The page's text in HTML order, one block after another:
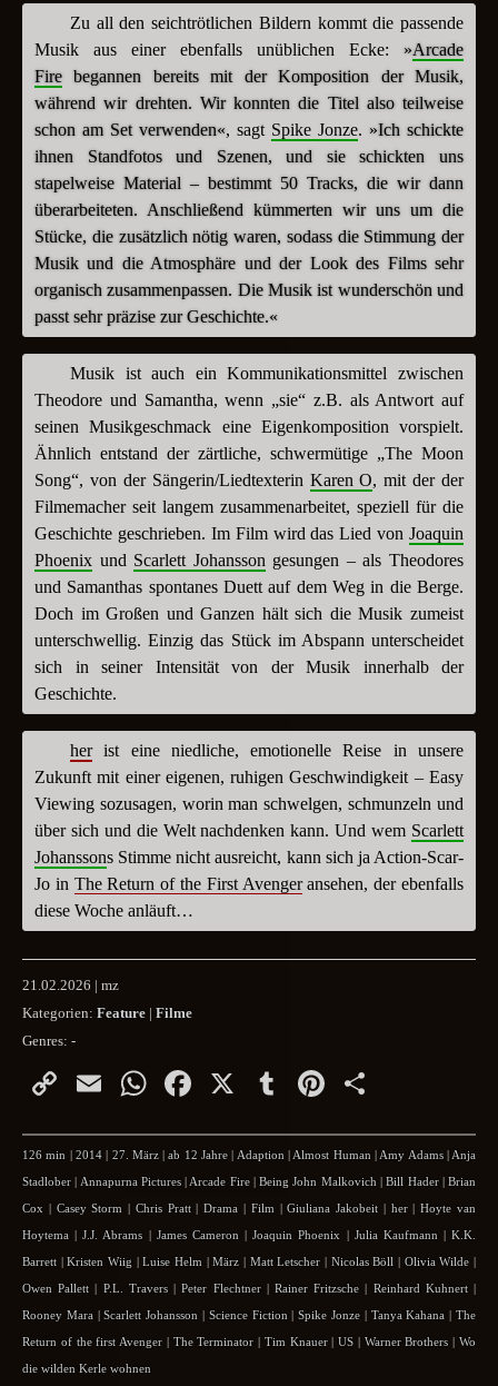
Zu all den seichtrötlichen Bildern kommt die passende
Musik aus einer ebenfalls unüblichen Ecke: »Arcade
Fire begannen bereits mit der Komposition der Musik,
während wir drehten. Wir konnten die Titel also teilweise
schon am Set verwenden«, sagt Spike Jonze. »Ich schickte
ihnen Standfotos und Szenen, und sie schickten uns
stapelweise Material – bestimmt 50 Tracks, die wir dann
überarbeiteten. Anschließend kümmerten wir uns um die
Stücke, die zusätzlich nötig waren, sodass die Stimmung der
Musik und die Atmosphäre und der Look des Films sehr
organisch zusammenpassen. Die Musik ist wunderschön und
passt sehr präzise zur Geschichte.«
Musik ist auch ein Kommunikationsmittel zwischen
Theodore und Samantha, wenn „sie“ z.B. als Antwort auf
seinen Musikgeschmack eine Eigenkomposition vorspielt.
Ähnlich entstand der zärtliche, schwermütige „The Moon
Song“, von der Sängerin/Liedtexterin Karen O, mit der der
Filmemacher seit langem zusammenarbeitet, speziell für die
Geschichte geschrieben. Im Film wird das Lied von Joaquin
Phoenix und Scarlett Johansson gesungen – als Theodores
und Samanthas spontanes Duett auf dem Weg in die Berge.
Doch im Großen und Ganzen hält sich die Musik zumeist
unterschwellig. Einzig das Stück im Abspann unterscheidet
sich in seiner Intensität von der Musik innerhalb der
Geschichte.
herist eine niedliche, emotionelle Reise in unsere
Zukunft mit einer eigenen, ruhigen Geschwindigkeit – Easy
Viewing sozusagen, worin man schwelgen, schmunzeln und
über sich und die Welt nachdenken kann. Und wem Scarlett
Johanssons Stimme nicht ausreicht, kann sich ja Action-Scar-
Jo in The Return of the First Avengeransehen, der ebenfalls
diese Woche anläuft…
21.02.2026 | mz
Kategorien: Feature
Filme
Genres: -
CopyEmailWhatsApp
Facebook
X TumblrPinterest
126 min 2014| 27. März|ab 12 Jahre Adaption Almost Human Amy Adams| Anja
Stadlober
Annapurna Pictures| Arcade Fire|Being John Malkovich |Bill Hader|Brian
Cox
Casey Storm Chris Pratt|Drama Film |Giuliana Jakobeit her|Hoyte van
Hoytema |J.J. Abrams James Cameron |Joaquin Phoenix Julia Kaufmann |K.K.
Barrett |Kristen Wiig |Luise Helm |März Matt Letscher Nicolas Böll Olivia Wilde
Owen Pallett
P.L. Travers|Peter Flechtner| Rainer Fritzsche Reinhard Kuhnert|
Rooney Mara |Scarlett Johansson Science Fiction |Spike Jonze Tanya Kahana |The
Return of the first Avenger
The Terminator Tim Knauer|US Warner Brothers |Wo
die wilden Kerle wohnen